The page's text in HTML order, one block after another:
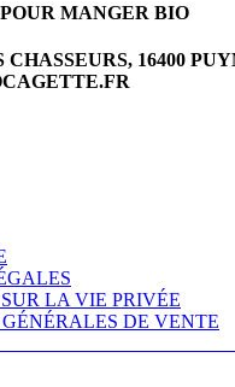
MANGER BIO
CHASSEURS, 16400
LA VIE PRIVÉE
DE VENTE